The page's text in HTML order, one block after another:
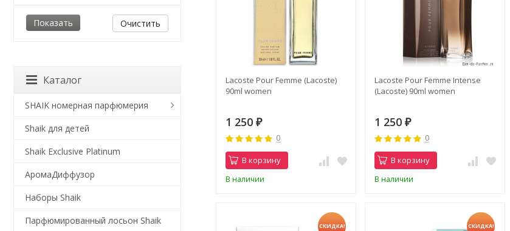
Lacoste Pour Femme (Lacoste)
90ml women
1 250 ₽
0
В корзину
В наличии
Lacoste Pour Femme Intense
(Lacoste) 90ml women
1 250 ₽
0
В корзину
В наличии
СКИДКА! СКИДКА!
Очистить
Каталог
SHAIK номерная парфюмерия
Shaik для детей
Shaik Exclusive Platinum
АромаДиффузор
Наборы Shaik
Парфюмированный лосьон Shaik